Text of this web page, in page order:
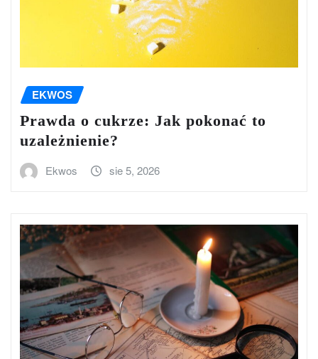
EKWOS
Prawda o cukrze: Jak pokonać to
uzależnienie?
Ekwos sie 5, 2026